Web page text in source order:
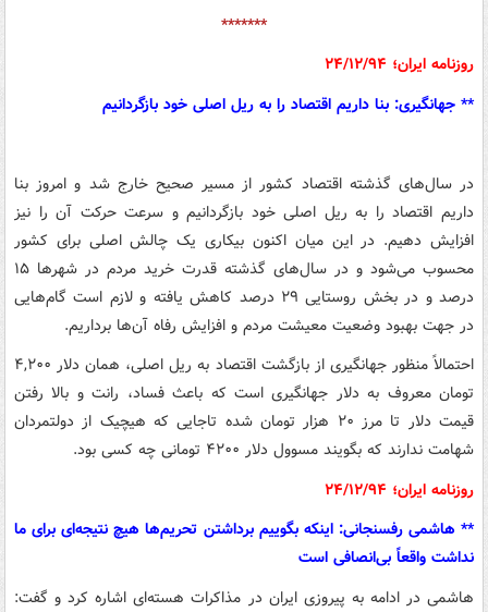
*******
روزنامه ایران؛ ۲۴/۱۲/۹۴
** جهانگیری: بنا داریم اقتصاد را به ریل اصلی خود بازگردانیم
در سال‌های گذشته اقتصاد کشور از مسیر صحیح خارج شد و امروز بنا
داریم اقتصاد را به ریل اصلی خود بازگردانیم و سرعت حرکت آن را نیز
افزایش دهیم. در این میان اکنون بیکاری یک چالش اصلی برای کشور
محسوب می‌شود و در سال‌های گذشته قدرت خرید مردم در شهرها ۱۵
درصد و در بخش روستایی ۲۹ درصد کاهش یافته و لازم است گام‌هایی
در جهت بهبود وضعیت معیشت مردم و افزایش رفاه آن‌ها برداریم.
احتمالاً منظور جهانگیری از بازگشت اقتصاد به ریل اصلی، همان دلار ۴,۲۰۰
تومان معروف به دلار جهانگیری است که باعث فساد، رانت و بالا رفتن
قیمت دلار تا مرز ۲۰ هزار تومان شده تاجایی که هیچیک از دولتمردان
شهامت ندارند که بگویند مسوول دلار ۴۲۰۰ تومانی چه کسی بود.
روزنامه ایران؛ ۲۴/۱۲/۹۴
** هاشمی رفسنجانی: اینکه بگوییم برداشتن تحریم‌ها هیچ نتیجه‌ای برای ما
نداشت واقعاً بی‌انصافی است
هاشمی در ادامه به پیروزی ایران در مذاکرات هسته‌ای اشاره کرد و گفت: